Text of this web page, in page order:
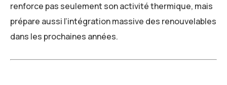
renforce pas seulement son activité thermique, mais
prépare aussi l’intégration massive des renouvelables
dans les prochaines années.